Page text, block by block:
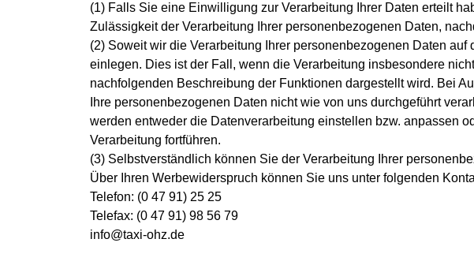
(1) Falls Sie eine Einwilligung zur Verarbeitung Ihrer Daten erteilt
Zulässigkeit der Verarbeitung Ihrer personenbezogenen Daten,
(2) Soweit wir die Verarbeitung Ihrer personenbezogenen Daten
einlegen. Dies ist der Fall, wenn die Verarbeitung insbesondere
nachfolgenden Beschreibung der Funktionen dargestellt wird. Bei
Ihre personenbezogenen Daten nicht wie von uns durchgeführt
werden entweder die Datenverarbeitung einstellen bzw. anpassen
Verarbeitung fortführen.
(3) Selbstverständlich können Sie der Verarbeitung Ihrer
Über Ihren Werbewiderspruch können Sie uns unter folgenden
Telefon: (0 47 91) 25 25
Telefax: (0 47 91) 98 56 79
info@taxi-ohz.de